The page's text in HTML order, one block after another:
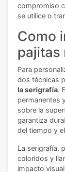
compromiso
se utilice o
Como
pajitas
Para
dos técnicas
la serigrafía.
permanentes
sobre la
garantiza
del tiempo y
La serigrafía,
coloridos y
impacto